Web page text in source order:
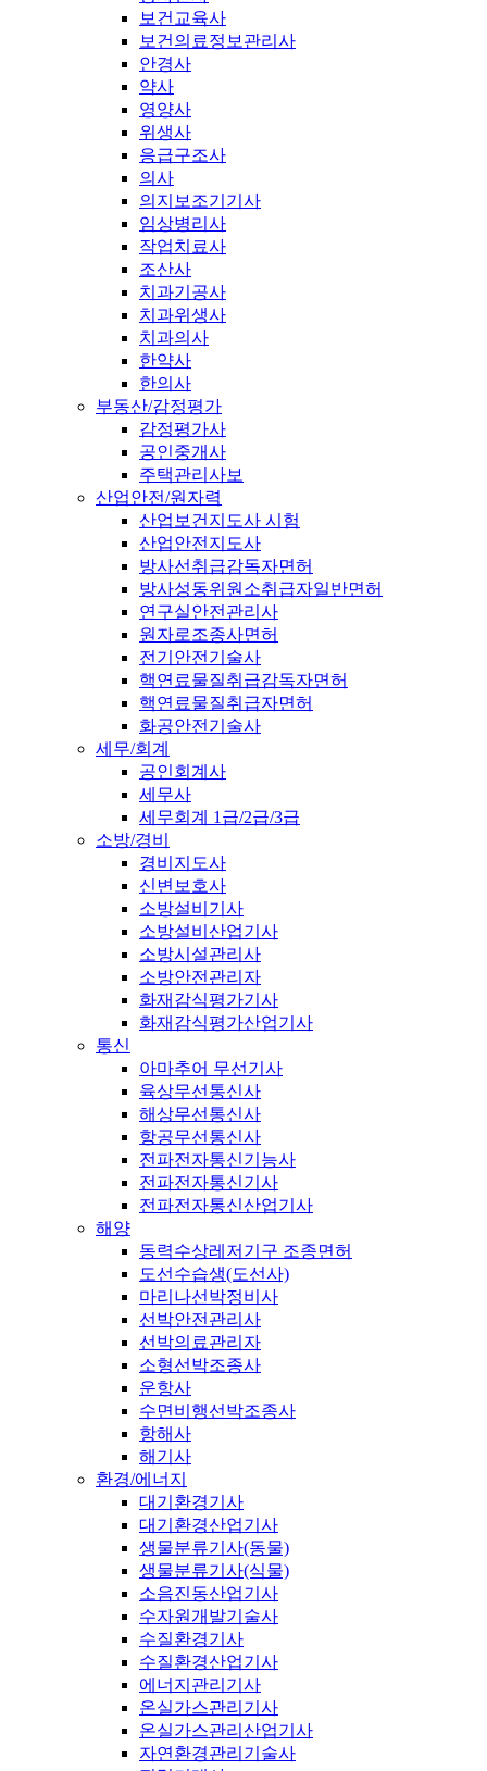
보건교육사
보건의료정보관리사
안경사
약사
영양사
위생사
응급구조사
의사
의지보조기기사
임상병리사
작업치료사
조산사
치과기공사
치과위생사
치과의사
한약사
한의사
부동산/감정평가
감정평가사
공인중개사
주택관리사보
산업안전/원자력
산업보건지도사 시험
산업안전지도사
방사선취급감독자면허
방사성동위원소취급자일반면허
연구실안전관리사
원자로조종사면허
전기안전기술사
핵연료물질취급감독자면허
핵연료물질취급자면허
화공안전기술사
세무/회계
공인회계사
세무사
세무회계 1급/2급/3급
소방/경비
경비지도사
신변보호사
소방설비기사
소방설비산업기사
소방시설관리사
소방안전관리자
화재감식평가기사
화재감식평가산업기사
통신
아마추어 무선기사
육상무선통신사
해상무선통신사
항공무선통신사
전파전자통신기능사
전파전자통신기사
전파전자통신산업기사
해양
동력수상레저기구 조종면허
도선수습생(도선사)
마리나선박정비사
선박안전관리사
선박의료관리자
소형선박조종사
운항사
수면비행선박조종사
항해사
해기사
환경/에너지
대기환경기사
대기환경산업기사
생물분류기사(동물)
생물분류기사(식물)
소음진동산업기사
수자원개발기술사
수질환경기사
수질환경산업기사
에너지관리기사
온실가스관리기사
온실가스관리산업기사
자연환경관리기술사